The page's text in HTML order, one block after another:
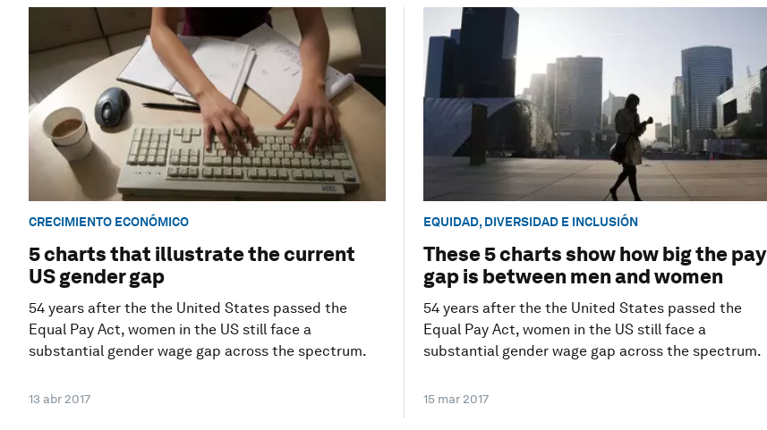
CRECIMIENTO ECONÓMICO
5 charts that illustrate the current
US gender gap
54 years after the the United States passed the
Equal Pay Act, women in the US still face a
substantial gender wage gap across the spectrum.
13 abr 2017
EQUIDAD, DIVERSIDAD E INCLUSIÓN
These 5 charts show how big the pay
gap is between men and women
54 years after the the United States passed the
Equal Pay Act, women in the US still face a
substantial gender wage gap across the spectrum.
15 mar 2017